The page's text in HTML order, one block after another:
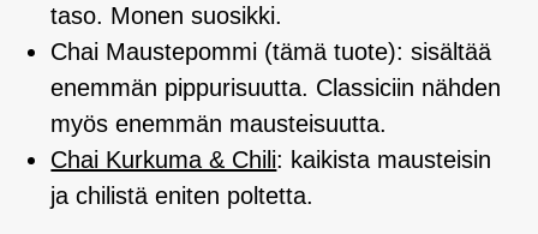
taso. Monen suosikki.
Chai Maustepommi (tämä tuote): sisältää
enemmän pippurisuutta. Classiciin nähden
myös enemmän mausteisuutta.
Chai Kurkuma & Chili: kaikista mausteisin
ja chilistä eniten poltetta.